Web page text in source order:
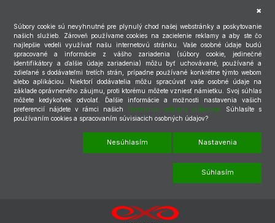
Súbory cookie sú nevyhnutné pre plynulý chod našej webstránky a poskytovanie
našich služieb. Zároveň používame cookies na zacielenie reklamy a aby ste čo
najlepšie vedeli využívať našu internetovú stránku. Vaše osobné údaje budú
spracované a informácie z vášho zariadenia (súbory cookie, jedinečné
identifikátory a ďalšie údaje zariadenia) môžu byť uchovávané, používané a
zdieľané s dodávateľmi tretích strán, prípadne používané konkrétne týmto webom
alebo aplikáciou. Niektorí dodávatelia môžu spracúvať vaše osobné údaje na
základe oprávneného záujmu, proti ktorému môžete vzniesť námietku. Svoj súhlas
môžete kedykoľvek odvolať. Ďalšie informácie a možnosti nastavenia vašich
preferencií nájdete v rámci našich Podmienok ochrany súkromia.
Súhlasíte s
používaním cookies a spracovaním súvisiacich osobných údajov?
Nesúhlasím Nastavenia
Súhlasím